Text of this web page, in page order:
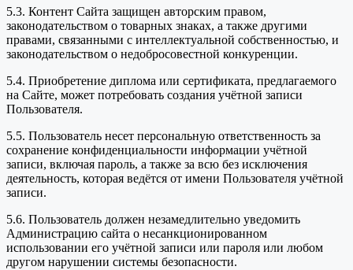
5.3. Контент Сайта защищен авторским правом,
законодательством о товарных знаках, а также другими
правами, связанными с интеллектуальной собственностью, и
законодательством о недобросовестной конкуренции.
5.4. Приобретение диплома или сертификата, предлагаемого
на Сайте, может потребовать создания учётной записи
Пользователя.
5.5. Пользователь несет персональную ответственность за
сохранение конфиденциальности информации учётной
записи, включая пароль, а также за всю без исключения
деятельность, которая ведётся от имени Пользователя учётной
записи.
5.6. Пользователь должен незамедлительно уведомить
Администрацию сайта о несанкционированном
использовании его учётной записи или пароля или любом
другом нарушении системы безопасности.